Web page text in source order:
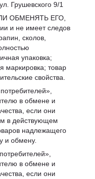
Грушевского 9/1
ОБМЕНЯТЬ ЕГО,
и не имеет следов
сколов,
упаковка;
маркировка; товар
свойства.
»,
в обмене и
если они
в действующем
надлежащего
и обмену.
в обмене и
если они